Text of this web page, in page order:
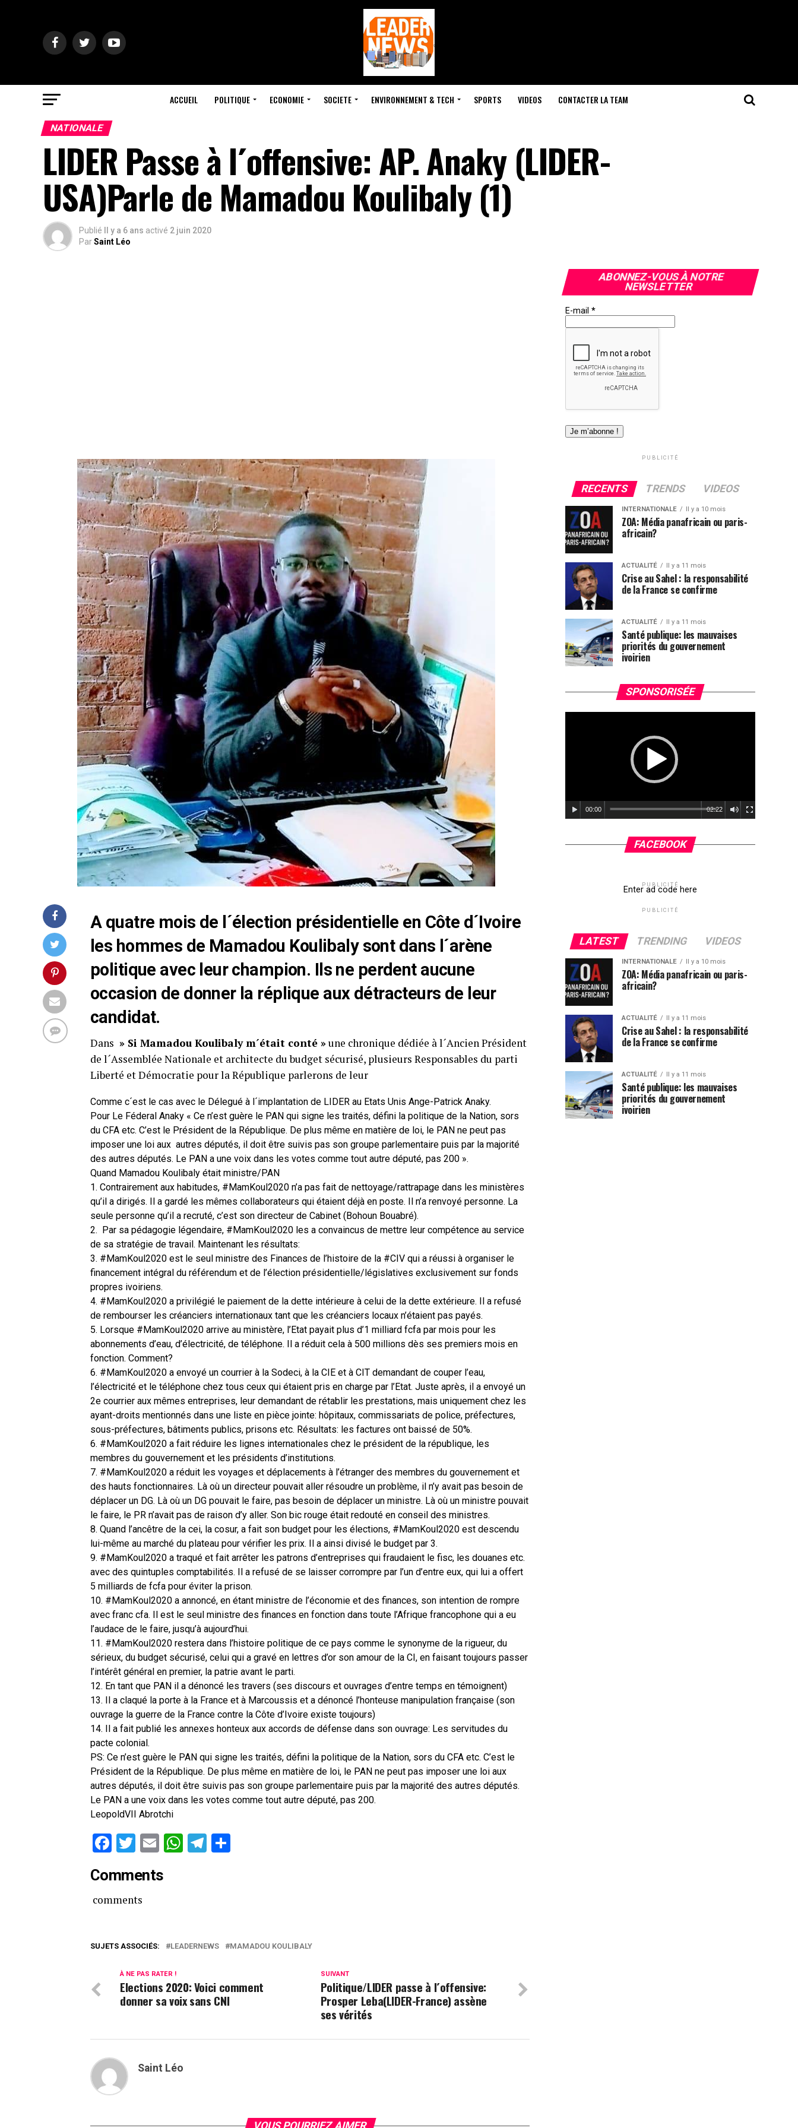
ACCUEIL POLITIQUE ECONOMIE SOCIETE ENVIRONNEMENT & TECH SPORTS VIDEOS CONTACTER LA TEAM
NATIONALE
LIDER Passe à l´offensive: AP. Anaky (LIDER-
USA)Parle de Mamadou Koulibaly (1)
Publié Il y a 6 ans activé 2 juin 2020
ParSaint Léo
A quatre mois de l´élection présidentielle en Côte d´Ivoire
les hommes de Mamadou Koulibaly sont dans l´arène
politique avec leur champion. Ils ne perdent aucune
occasion de donner la réplique aux détracteurs de leur
candidat.
Dans » Si Mamadou Koulibaly m´était conté »une chronique dédiée à l´Ancien Président
de l´Assemblée Nationale et architecte du budget sécurisé, plusieurs Responsables du parti
Liberté et Démocratie pour la République parlerons de leur
Comme c´est le cas avec le Délegué à l´implantation de LIDER au Etats Unis Ange-Patrick Anaky.
Pour Le Féderal Anaky « Ce n’est guère le PAN qui signe les traités, défini la politique de la Nation, sors
du CFA etc. C’est le Président de la République. De plus même en matière de loi, le PAN ne peut pas
imposer une loi aux autres députés, il doit être suivis pas son groupe parlementaire puis par la majorité
des autres députés. Le PAN a une voix dans les votes comme tout autre député, pas 200 ».
Quand Mamadou Koulibaly était ministre/PAN
1. Contrairement aux habitudes, #MamKoul2020 n’a pas fait de nettoyage/rattrapage dans les ministères
qu’il a dirigés. Il a gardé les mêmes collaborateurs qui étaient déjà en poste. Il n’a renvoyé personne. La
seule personne qu’il a recruté, c’est son directeur de Cabinet (Bohoun Bouabré).
2. Par sa pédagogie légendaire, #MamKoul2020 les a convaincus de mettre leur compétence au service
de sa stratégie de travail. Maintenant les résultats:
3. #MamKoul2020 est le seul ministre des Finances de l’histoire de la #CIV qui a réussi à organiser le
financement intégral du référendum et de l’élection présidentielle/législatives exclusivement sur fonds
propres ivoiriens.
4. #MamKoul2020 a privilégié le paiement de la dette intérieure à celui de la dette extérieure. Il a refusé
de rembourser les créanciers internationaux tant que les créanciers locaux n’étaient pas payés.
5. Lorsque #MamKoul2020 arrive au ministère, l’Etat payait plus d’1 milliard fcfa par mois pour les
abonnements d’eau, d’électricité, de téléphone. Il a réduit cela à 500 millions dès ses premiers mois en
fonction. Comment?
6. #MamKoul2020 a envoyé un courrier à la Sodeci, à la CIE et à CIT demandant de couper l’eau,
l’électricité et le téléphone chez tous ceux qui étaient pris en charge par l’Etat. Juste après, il a envoyé un
2e courrier aux mêmes entreprises, leur demandant de rétablir les prestations, mais uniquement chez les
ayant-droits mentionnés dans une liste en pièce jointe: hôpitaux, commissariats de police, préfectures,
sous-préfectures, bâtiments publics, prisons etc. Résultats: les factures ont baissé de 50%.
6. #MamKoul2020 a fait réduire les lignes internationales chez le président de la république, les
membres du gouvernement et les présidents d’institutions.
7. #MamKoul2020 a réduit les voyages et déplacements à l’étranger des membres du gouvernement et
des hauts fonctionnaires. Là où un directeur pouvait aller résoudre un problème, il n’y avait pas besoin de
déplacer un DG. Là où un DG pouvait le faire, pas besoin de déplacer un ministre. Là où un ministre pouvait
le faire, le PR n’avait pas de raison d’y aller. Son bic rouge était redouté en conseil des ministres.
8. Quand l’ancêtre de la cei, la cosur, a fait son budget pour les élections, #MamKoul2020 est descendu
lui-même au marché du plateau pour vérifier les prix. Il a ainsi divisé le budget par 3.
9. #MamKoul2020 a traqué et fait arrêter les patrons d’entreprises qui fraudaient le fisc, les douanes etc.
avec des quintuples comptabilités. Il a refusé de se laisser corrompre par l’un d’entre eux, qui lui a offert
5 milliards de fcfa pour éviter la prison.
10. #MamKoul2020 a annoncé, en étant ministre de l’économie et des finances, son intention de rompre
avec franc cfa. Il est le seul ministre des finances en fonction dans toute l’Afrique francophone qui a eu
l’audace de le faire, jusqu’à aujourd’hui.
11. #MamKoul2020 restera dans l’histoire politique de ce pays comme le synonyme de la rigueur, du
sérieux, du budget sécurisé, celui qui a gravé en lettres d’or son amour de la CI, en faisant toujours passer
l’intérêt général en premier, la patrie avant le parti.
12. En tant que PAN il a dénoncé les travers (ses discours et ouvrages d’entre temps en témoignent)
13. Il a claqué la porte à la France et à Marcoussis et a dénoncé l’honteuse manipulation française (son
ouvrage la guerre de la France contre la Côte d’Ivoire existe toujours)
14. Il a fait publié les annexes honteux aux accords de défense dans son ouvrage: Les servitudes du
pacte colonial.
PS: Ce n’est guère le PAN qui signe les traités, défini la politique de la Nation, sors du CFA etc. C’est le
Président de la République. De plus même en matière de loi, le PAN ne peut pas imposer une loi aux
autres députés, il doit être suivis pas son groupe parlementaire puis par la majorité des autres députés.
Le PAN a une voix dans les votes comme tout autre député, pas 200.
LeopoldVII Abrotchi
Facebook
Twitter
EmailWhatsApp
Telegram
Comments
comments
SUJETS ASSOCIÉS: LEADERNEWS MAMADOU KOULIBALY
SUIVANT
Politique/LIDER passe à l´offensive:
Prosper Leba(LIDER-France) assène
ses vérités
À NE PAS RATER !
Elections 2020: Voici comment
donner sa voix sans CNI
Saint Léo
VOUS POURRIEZ AIMER
ABONNEZ-VOUS À NOTRE
NEWSLETTER
E-mail *
PUBLICITÉ
RECENTS TRENDS VIDEOS
INTERNATIONALE Il y a 10 mois
ZOA: Média panafricain ou paris-
africain?
ACTUALITÉ Il y a 11 mois
Crise au Sahel : la responsabilité
de la France se confirme
ACTUALITÉ Il y a 11 mois
Santé publique: les mauvaises
priorités du gouvernement
ivoirien
SPONSORISÉE
vidéo
00:00 02:22
FACEBOOK
PUBLICITÉ
Enter ad code here
PUBLICITÉ
LATEST TRENDING VIDEOS
INTERNATIONALE Il y a 10 mois
ZOA: Média panafricain ou paris-
africain?
ACTUALITÉ Il y a 11 mois
Crise au Sahel : la responsabilité
de la France se confirme
ACTUALITÉ Il y a 11 mois
Santé publique: les mauvaises
priorités du gouvernement
ivoirien